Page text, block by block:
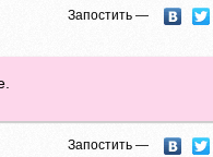
Запостить —
Запостить —